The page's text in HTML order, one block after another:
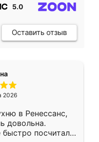
5.0
Оставить отзыв
2026
в Ренессанс,
довольна.
посчитала,